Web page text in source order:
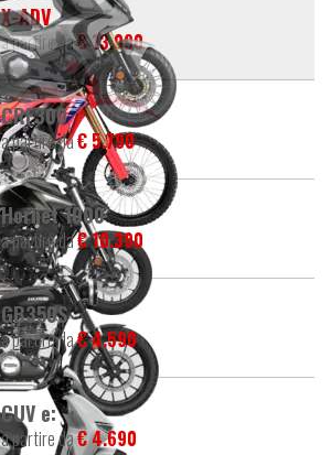
X-ADV
a partire da€ 13.090
CRF300
a partire da€ 5.790
Hornet 1000
a partire da€ 10.390
GB350S
a partire da€ 4.590
CUV e:
a partire da€ 4.690